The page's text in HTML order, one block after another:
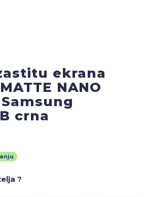
ekrana
NANO
Samsung
crna
?